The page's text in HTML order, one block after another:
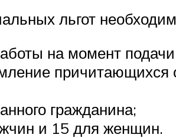
льгот
на момент
гражданина;
и 15 для женщин.